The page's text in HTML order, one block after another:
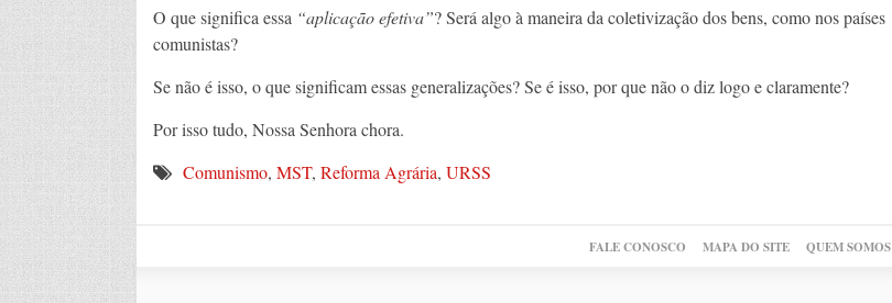
O que significa essa “aplicação efetiva”? Será algo à maneira da coletivização dos bens, como nos países
comunistas?
Se não é isso, o que significam essas generalizações? Se é isso, por que não o diz logo e claramente?
Por isso tudo, Nossa Senhora chora.
Comunismo, MST, Reforma Agrária, URSS
FALE CONOSCO MAPA DO SITE QUEM SOMOS